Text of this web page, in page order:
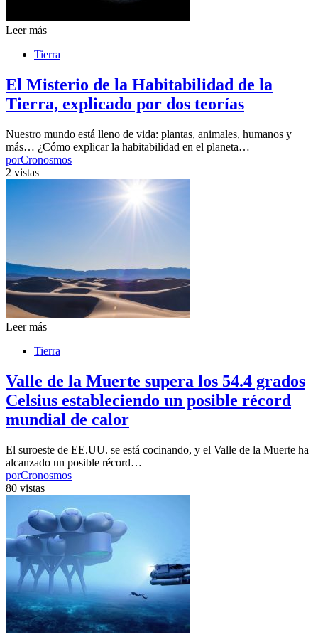
Leer más
Tierra
El Misterio de la Habitabilidad de la
Tierra, explicado por dos teorías
Nuestro mundo está lleno de vida: plantas, animales, humanos y
más… ¿Cómo explicar la habitabilidad en el planeta…
porCronosmos
2 vistas
Leer más
Tierra
Valle de la Muerte supera los 54.4 grados
Celsius estableciendo un posible récord
mundial de calor
El suroeste de EE.UU. se está cocinando, y el Valle de la Muerte ha
alcanzado un posible récord…
porCronosmos
80 vistas